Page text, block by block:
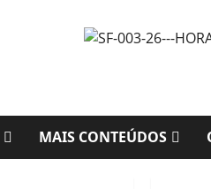
MAIS CONTEÚDOS